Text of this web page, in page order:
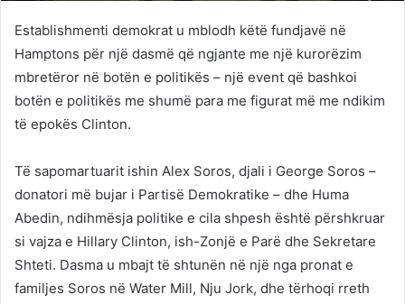
Establishmenti demokrat u mblodh këtë fundjavë në
Hamptons për një dasmë që ngjante me një kurorëzim
mbretëror në botën e politikës – një event që bashkoi
botën e politikës me shumë para me figurat më me ndikim
të epokës Clinton.
Të sapomartuarit ishin Alex Soros, djali i George Soros –
donatori më bujar i Partisë Demokratike – dhe Huma
Abedin, ndihmësja politike e cila shpesh është përshkruar
si vajza e Hillary Clinton, ish-Zonjë e Parë dhe Sekretare
Shteti. Dasma u mbajt të shtunën në një nga pronat e
familjes Soros në Water Mill, Nju Jork, dhe tërhoqi rreth